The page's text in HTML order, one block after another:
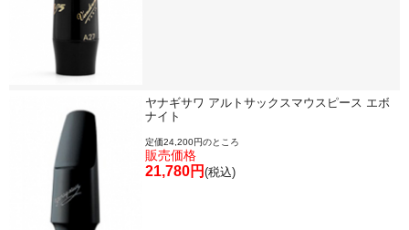
ヤナギサワ アルトサックスマウスピース エボ
ナイト
定価24,200円のところ
販売価格
21,780円 (税込)